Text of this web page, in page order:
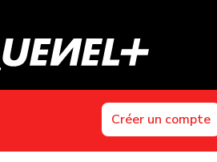
Créer un compte